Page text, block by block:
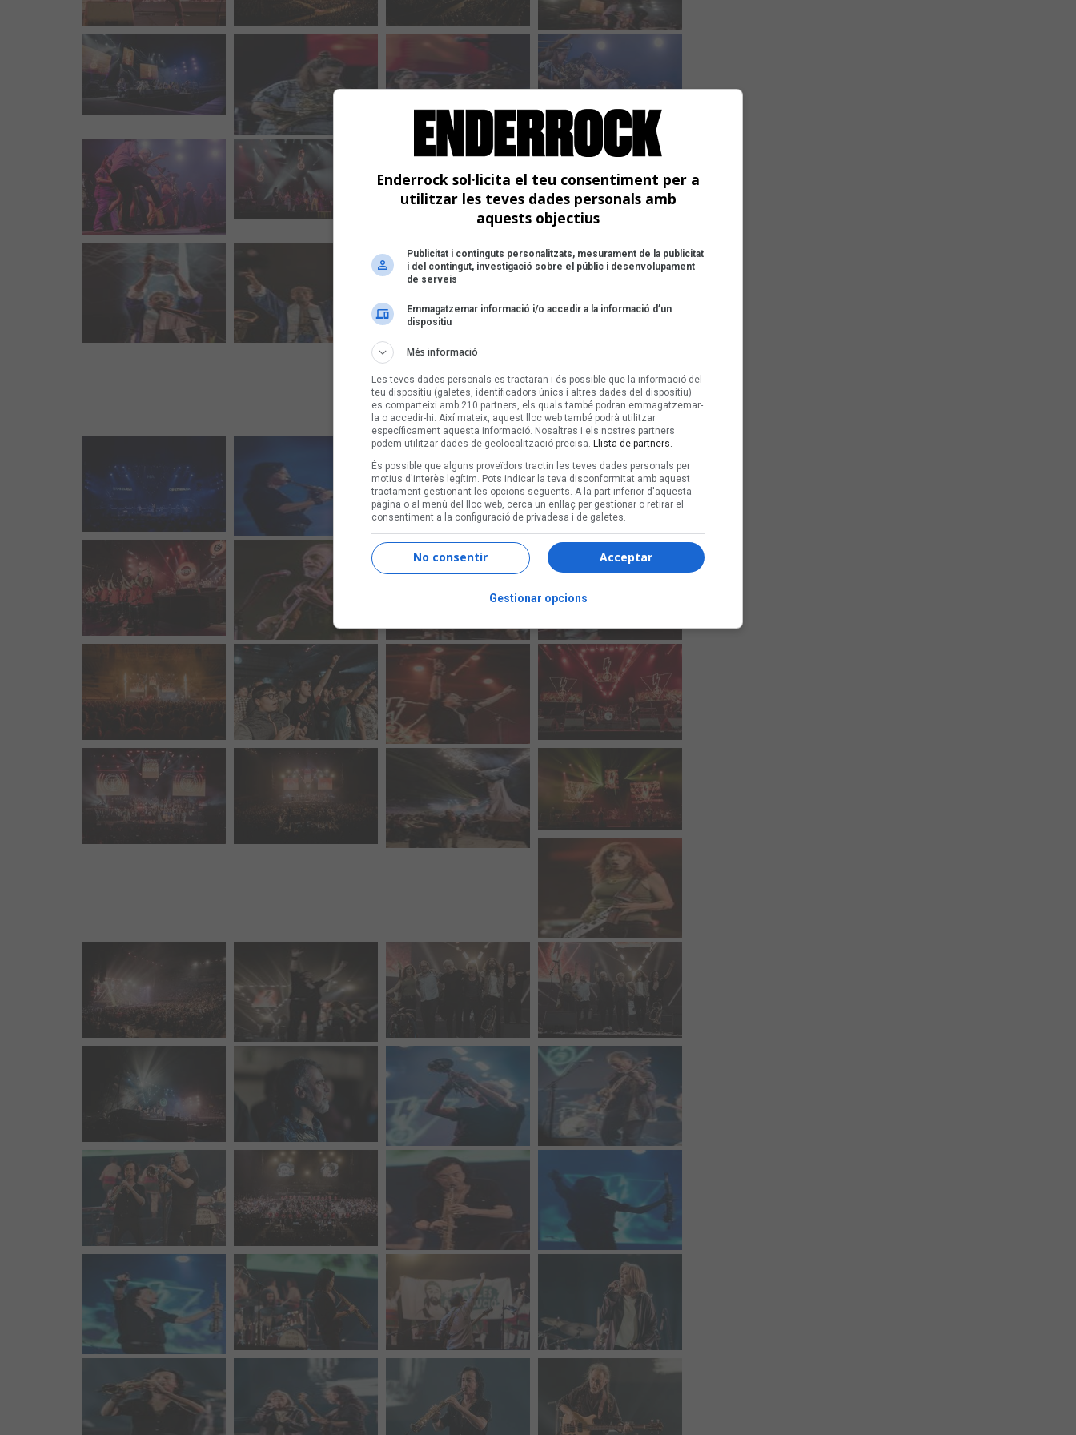
Enderrock sol·licita el teu consentiment per a
utilitzar les teves dades personals amb
aquests objectius
Publicitat i continguts personalitzats, mesurament de la publicitat
i del contingut, investigació sobre el públic i desenvolupament
de serveis
Emmagatzemar informació i/o accedir a la informació d’un
dispositiu
Més informació
Les teves dades personals es tractaran i és possible que la informació del
teu dispositiu (galetes, identificadors únics i altres dades del dispositiu)
es comparteixi amb 210 partners, els quals també podran emmagatzemar-
la o accedir-hi. Així mateix, aquest lloc web també podrà utilitzar
específicament aquesta informació. Nosaltres i els nostres partners
podem utilitzar dades de geolocalització precisa. Llista de partners.
És possible que alguns proveïdors tractin les teves dades personals per
motius d'interès legítim. Pots indicar la teva disconformitat amb aquest
tractament gestionant les opcions següents. A la part inferior d'aquesta
pàgina o al menú del lloc web, cerca un enllaç per gestionar o retirar el
consentiment a la configuració de privadesa i de galetes.
Acceptar
No consentir
Gestionar opcions